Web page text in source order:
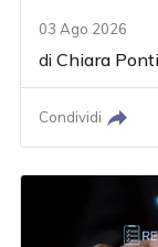
03 Ago 2026
diChiara Ponti
Condividi